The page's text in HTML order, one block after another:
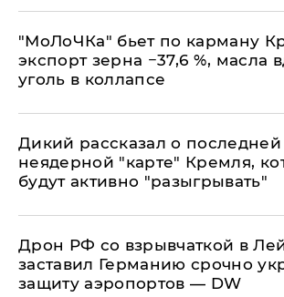
​"МоЛоЧКа" бьет по карману
экспорт зерна −37,6 %, масла
уголь в коллапсе
Дикий рассказал о последней
неядерной "карте" Кремля,
будут активно "разыгрывать"
​Дрон РФ со взрывчаткой в
заставил Германию срочно
защиту аэропортов — DW